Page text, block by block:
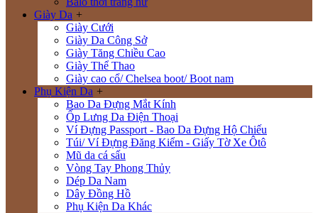
Giày Da +
Giày Cưới
Giày Da Công Sở
Giày Tăng Chiều Cao
Giày Thể Thao
Giày cao cổ/ Chelsea boot/ Boot nam
Phụ Kiện Da +
Bao Da Đựng Mắt Kính
Ốp Lưng Da Điện Thoại
Ví Đựng Passport - Bao Da Đựng Hộ Chiếu
Túi/ Ví Đựng Đăng Kiểm - Giấy Tờ Xe Ôtô
Mũ da cá sấu
Vòng Tay Phong Thủy
Dép Da Nam
Dây Đồng Hồ
Phụ Kiện Da Khác